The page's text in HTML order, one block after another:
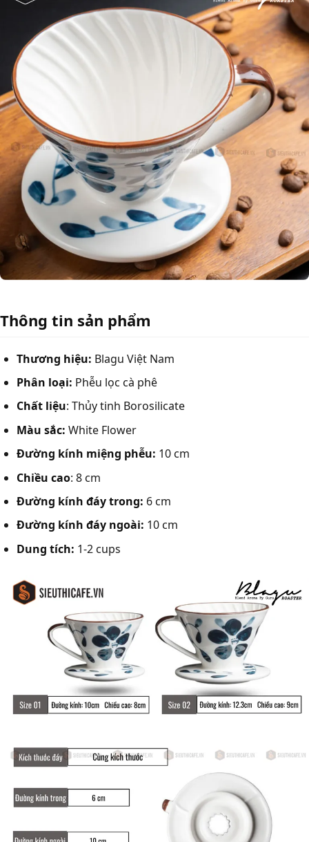
Thông tin sản phẩm
Thương hiệu: Blagu Việt Nam
Phân loại: Phễu lọc cà phê
Chất liệu: Thủy tinh Borosilicate
Màu sắc: White Flower
Đường kính miệng phễu: 10 cm
Chiều cao: 8 cm
Đường kính đáy trong: 6 cm
Đường kính đáy ngoài: 10 cm
Dung tích: 1-2 cups